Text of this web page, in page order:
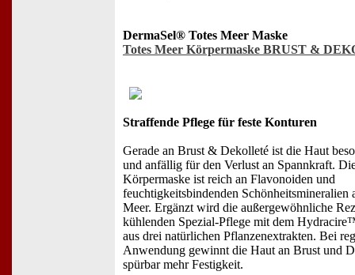
DermaSel® Totes Meer Maske
Totes Meer Körpermaske BRUST &
Straffende Pflege für feste Konturen
Gerade an Brust & Dekolleté ist die Haut
und anfällig für den Verlust an Spannkraft.
Körpermaske ist reich an Flavonoiden und
feuchtigkeitsbindenden Schönheitsmineralien
Meer. Ergänzt wird die außergewöhnliche
kühlenden Spezial-Pflege mit dem
aus drei natürlichen Pflanzenextrakten. Bei
Anwendung gewinnt die Haut an Brust und
spürbar mehr Festigkeit.